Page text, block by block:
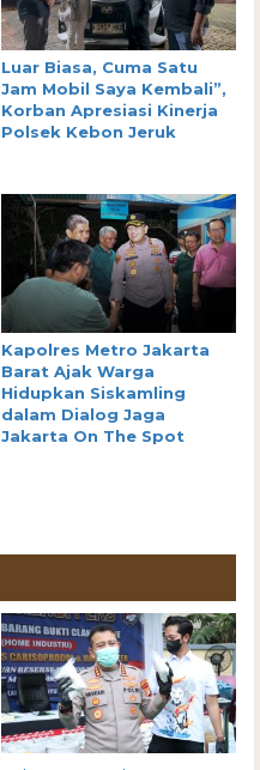
Luar Biasa, Cuma Satu
Jam Mobil Saya Kembali”,
Korban Apresiasi Kinerja
Polsek Kebon Jeruk
Kapolres Metro Jakarta
Barat Ajak Warga
Hidupkan Siskamling
dalam Dialog Jaga
Jakarta On The Spot